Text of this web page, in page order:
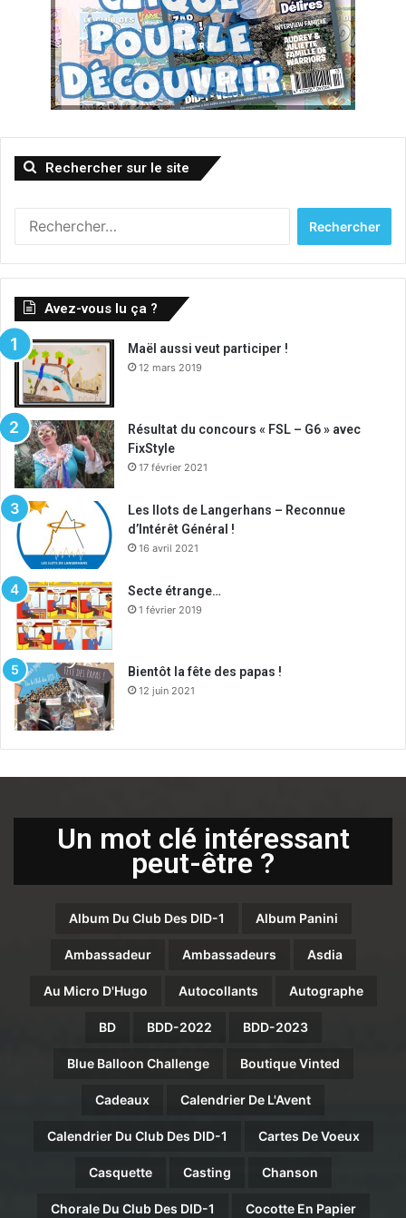
Rechercher sur le site
h
Avez-vous lu ça ?
Maël aussi veut participer !
12 mars 2019
Résultat du concours « FSL – G6 » avec
FixStyle
17 février 2021
Les Ilots de Langerhans – Reconnue
d’Intérêt Général !
16 avril 2021
Secte étrange…
1 février 2019
Bientôt la fête des papas !
12 juin 2021
Un mot clé intéressant
peut-être ?
Album Du Club Des DID-1 Album Panini
Ambassadeur Ambassadeurs Asdia
Au Micro D'Hugo Autocollants Autographe
BD BDD-2022 BDD-2023
Blue Balloon Challenge Boutique Vinted
Cadeaux Calendrier De L'Avent
Calendrier Du Club Des DID-1 Cartes De Voeux
Casquette Casting Chanson
Chorale Du Club Des DID-1 Cocotte En Papier